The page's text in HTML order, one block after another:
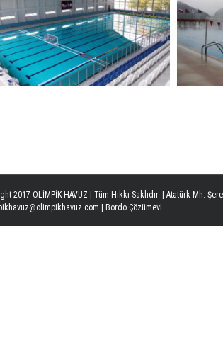
Sochı Kış Olimpiyatları Tesisleri
Sportif ve Genel Amaçlı Havuzlar
2017 OLİMPİK HAVUZ | Tüm Hıkkı Saklıdır. | Atatürk Mh.
|
Bordo Çözümevi